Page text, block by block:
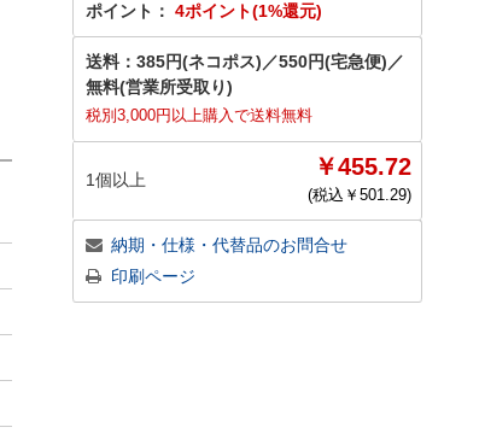
ポイント： 4ポイント(1%還元)
送料： 385円(ネコポス) ／550円(宅急便) ／
無料(営業所受取り)
税別3,000円以上購入で送料無料
1個以上 ￥455.72
(税込￥ 501.29)
納期・仕様・代替品のお問合せ
印刷ページ